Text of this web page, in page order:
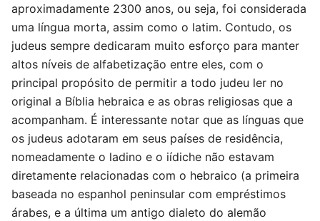
aproximadamente 2300 anos, ou seja, foi considerada
uma língua morta, assim como o latim. Contudo, os
judeus sempre dedicaram muito esforço para manter
altos níveis de alfabetização entre eles, com o
principal propósito de permitir a todo judeu ler no
original a Bíblia hebraica e as obras religiosas que a
acompanham. É interessante notar que as línguas que
os judeus adotaram em seus países de residência,
nomeadamente o ladino e o iídiche não estavam
diretamente relacionadas com o hebraico (a primeira
baseada no espanhol peninsular com empréstimos
árabes, e a última um antigo dialeto do alemão